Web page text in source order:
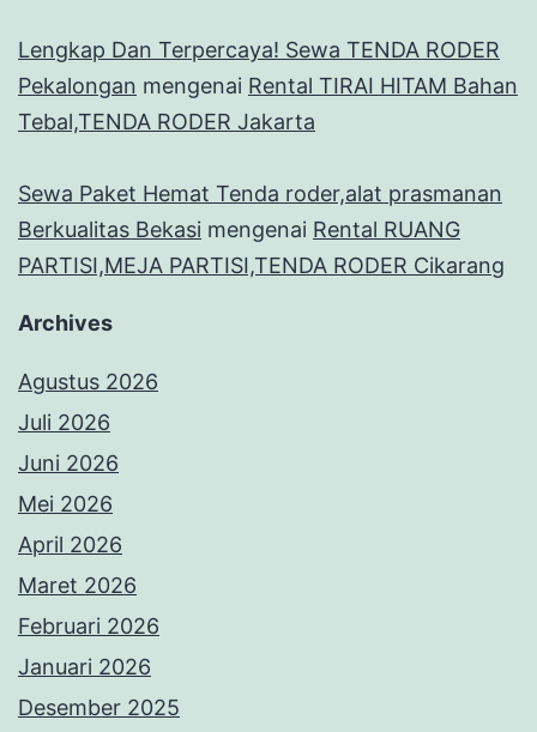
Lengkap Dan Terpercaya! Sewa TENDA RODER
Pekalongan mengenai Rental TIRAI HITAM Bahan
Tebal,TENDA RODER Jakarta
Sewa Paket Hemat Tenda roder,alat prasmanan
Berkualitas Bekasi mengenai Rental RUANG
PARTISI,MEJA PARTISI,TENDA RODER Cikarang
Archives
Agustus 2026
Juli 2026
Juni 2026
Mei 2026
April 2026
Maret 2026
Februari 2026
Januari 2026
Desember 2025